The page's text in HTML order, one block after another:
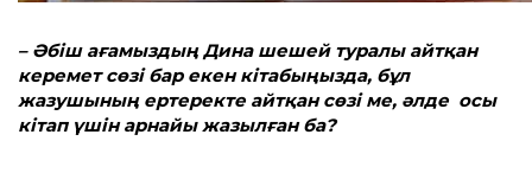
– Әбіш ағамыздың Дина шешей туралы айтқан
керемет сөзі бар екен кітабыңызда, бұл
жазушының ертеректе айтқан сөзі ме, әлде осы
кітап үшін арнайы жазылған ба?